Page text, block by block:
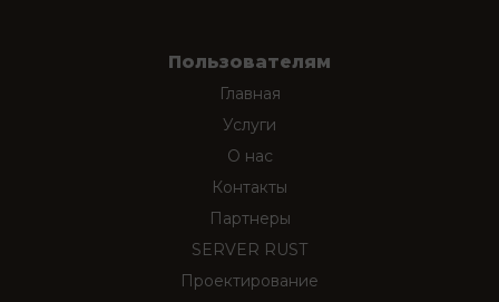
Пользователям
Главная
Услуги
О нас
Контакты
Партнеры
SERVER RUST
Проектирование